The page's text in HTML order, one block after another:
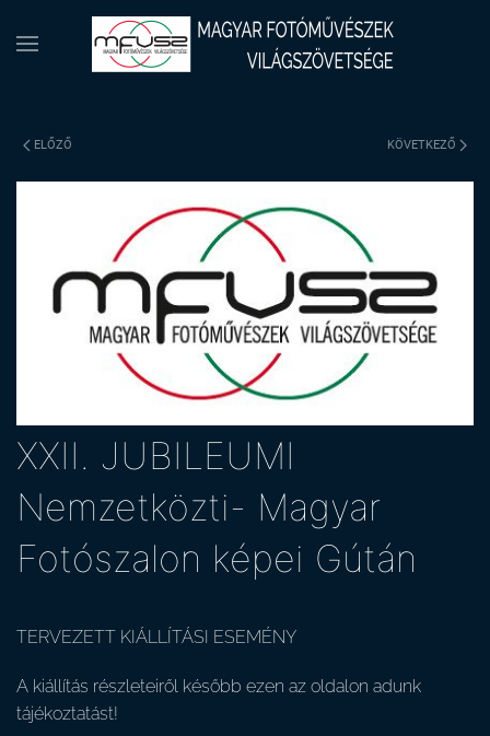
ELŐZŐ KÖVETKEZŐ
XXII. JUBILEUMI
Nemzetközti- Magyar
Fotószalon képei Gútán
TERVEZETT KIÁLLÍTÁSI ESEMÉNY
A kiállítás részleteiről később ezen az oldalon adunk
tájékoztatást!